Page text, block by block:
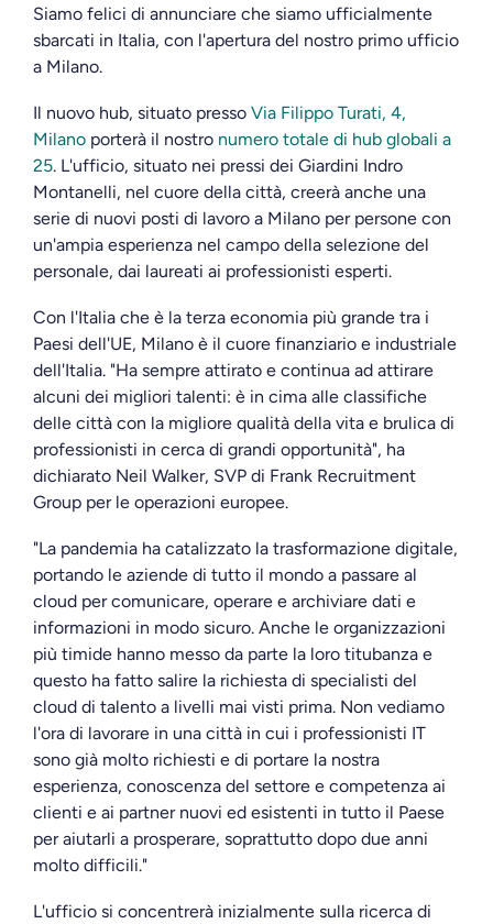
Siamo felici di annunciare che siamo ufficialmente
sbarcati in Italia, con l'apertura del nostro primo ufficio
a Milano.
Il nuovo hub, situato presso Via Filippo Turati, 4,
Milano porterà il nostro numero totale di hub globali a
25. L'ufficio, situato nei pressi dei Giardini Indro
Montanelli, nel cuore della città, creerà anche una
serie di nuovi posti di lavoro a Milano per persone con
un'ampia esperienza nel campo della selezione del
personale, dai laureati ai professionisti esperti.
Con l'Italia che è la terza economia più grande tra i
Paesi dell'UE, Milano è il cuore finanziario e industriale
dell'Italia. "Ha sempre attirato e continua ad attirare
alcuni dei migliori talenti: è in cima alle classifiche
delle città con la migliore qualità della vita e brulica di
professionisti in cerca di grandi opportunità", ha
dichiarato Neil Walker, SVP di Frank Recruitment
Group per le operazioni europee.
"La pandemia ha catalizzato la trasformazione digitale,
portando le aziende di tutto il mondo a passare al
cloud per comunicare, operare e archiviare dati e
informazioni in modo sicuro. Anche le organizzazioni
più timide hanno messo da parte la loro titubanza e
questo ha fatto salire la richiesta di specialisti del
cloud di talento a livelli mai visti prima. Non vediamo
l'ora di lavorare in una città in cui i professionisti IT
sono già molto richiesti e di portare la nostra
esperienza, conoscenza del settore e competenza ai
clienti e ai partner nuovi ed esistenti in tutto il Paese
per aiutarli a prosperare, soprattutto dopo due anni
molto difficili."
L'ufficio si concentrerà inizialmente sulla ricerca di